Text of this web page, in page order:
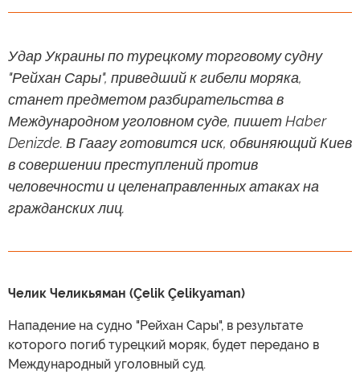
Удар Украины по турецкому торговому судну
"Рейхан Сары", приведший к гибели моряка,
станет предметом разбирательства в
Международном уголовном суде, пишет Haber
Denizde. В Гаагу готовится иск, обвиняющий Киев
в совершении преступлений против
человечности и целенаправленных атаках на
гражданских лиц.
Челик Челикьяман (Çelik Çelikyaman)
Нападение на судно "Рейхан Сары", в результате
которого погиб турецкий моряк, будет передано в
Международный уголовный суд.